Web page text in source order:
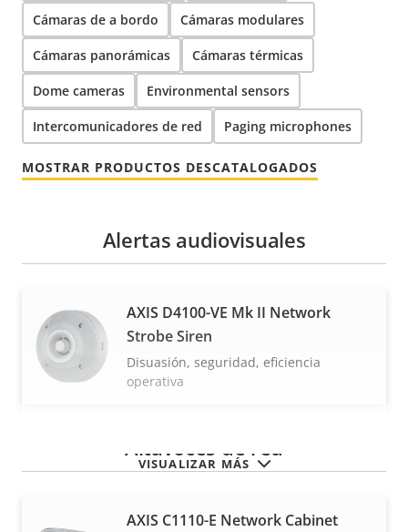
Cámaras de a bordo Cámaras modulares
Cámaras panorámicas Cámaras térmicas
Dome cameras Environmental sensors
Intercomunicadores de red Paging microphones
MOSTRAR PRODUCTOS DESCATALOGADOS
VISUALIZAR MÁS
Alertas audiovisuales
AXIS D4100-VE Mk II Network
Strobe Siren
Disuasión, seguridad, eficiencia
operativa
Altavoces de red
AXIS C1110-E Network Cabinet